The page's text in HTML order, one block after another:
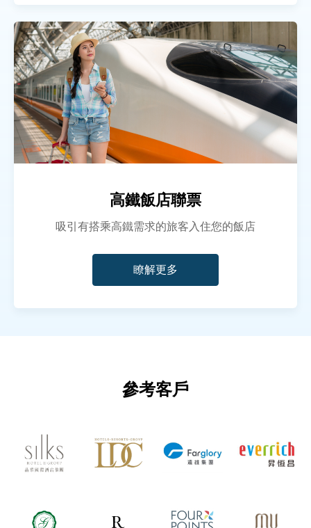
高鐵飯店聯票
吸引有搭乘高鐵需求的旅客入住您的飯店
瞭解更多
參考客戶